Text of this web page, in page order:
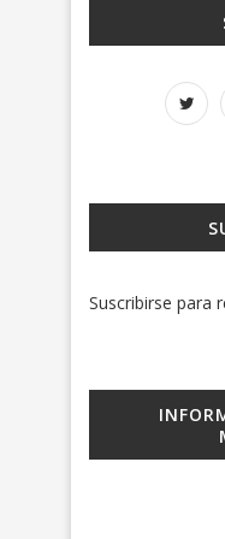
Suscribirse para